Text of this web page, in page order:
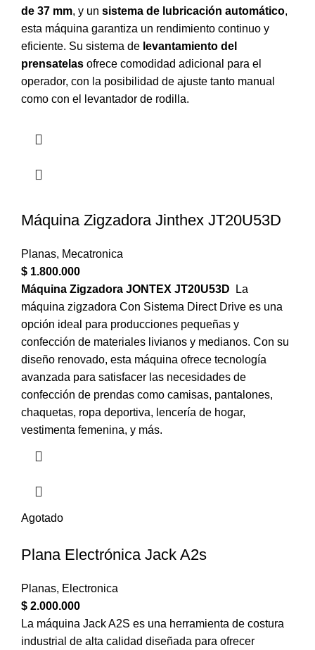
de 37 mm, y un sistema de lubricación automático,
esta máquina garantiza un rendimiento continuo y
eficiente. Su sistema de levantamiento del
prensatelas ofrece comodidad adicional para el
operador, con la posibilidad de ajuste tanto manual
como con el levantador de rodilla.
Máquina Zigzadora Jinthex JT20U53D
Planas, Mecatronica
$ 1.800.000
Máquina Zigzadora JONTEX JT20U53D
La
máquina zigzadora Con Sistema Direct Drive es una
opción ideal para producciones pequeñas y
confección de materiales livianos y medianos. Con su
diseño renovado, esta máquina ofrece tecnología
avanzada para satisfacer las necesidades de
confección de prendas como camisas, pantalones,
chaquetas, ropa deportiva, lencería de hogar,
vestimenta femenina, y más.
Agotado
Plana Electrónica Jack A2s
Planas, Electronica
$ 2.000.000
La máquina Jack A2S es una herramienta de costura
industrial de alta calidad diseñada para ofrecer